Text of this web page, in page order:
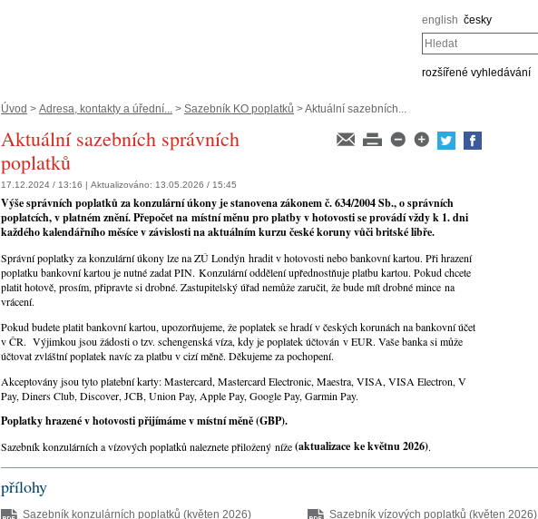
english česky
Hledat
rozšířené vyhledávání
Úvod > Adresa, kontakty a úřední... > Sazebník KO poplatků > Aktuální sazebních...
Aktuální sazebních správních
poplatků
17.12.2024 / 13:16 | Aktualizováno: 13.05.2026 / 15:45
Výše správních poplatků za konzulární úkony je stanovena zákonem č. 634/2004 Sb., o správních
poplatcích, v platném znění. Přepočet na místní měnu pro platby v hotovosti se provádí vždy k 1. dni
každého kalendářního měsíce v závislosti na aktuálním kurzu české koruny vůči britské libře.
Správní poplatky za konzulární úkony lze na ZÚ Londýn hradit v hotovosti nebo bankovní kartou. Při hrazení
poplatku bankovní kartou je nutné zadat PIN. Konzulární oddělení upřednostňuje platbu kartou. Pokud chcete
platit hotově, prosím, připravte si drobné. Zastupitelský úřad nemůže zaručit, že bude mít drobné mince na
vrácení.
Pokud budete platit bankovní kartou, upozorňujeme, že poplatek se hradí v českých korunách na bankovní účet
v ČR. Výjimkou jsou žádosti o tzv. schengenská víza, kdy je poplatek účtován v EUR. Vaše banka si může
účtovat zvláštní poplatek navíc za platbu v cizí měně. Děkujeme za pochopení.
Akceptovány jsou tyto platební karty: Mastercard, Mastercard Electronic, Maestra, VISA, VISA Electron, V
Pay, Diners Club, Discover, JCB, Union Pay, Apple Pay, Google Pay, Garmin Pay.
Poplatky hrazené v hotovosti přijímáme v místní měně (GBP).
Sazebník konzulárních a vízových poplatků naleznete přiložený níže(aktualizace ke květnu 2026).
přílohy
Sazebník konzulárních poplatků (květen 2026) Sazebník vízových poplatků (květen 2026)